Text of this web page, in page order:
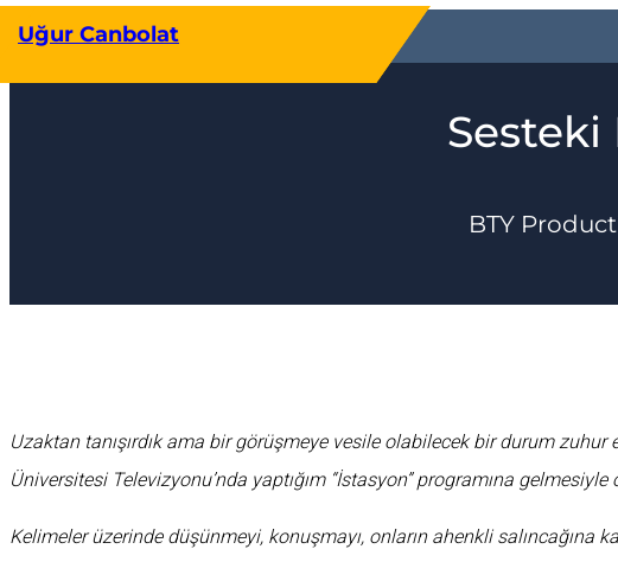
geç
Uğur Canbolat
Sesteki
BTY
Uzaktan tanışırdık ama bir görüşmeye vesile olabilecek bir durum
Üniversitesi Televizyonu’nda yaptığım “İstasyon” programına gelmesiyle
Kelimeler üzerinde düşünmeyi, konuşmayı, onların ahenkli salıncağına